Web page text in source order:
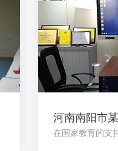
河南南阳市
在国家教育的支